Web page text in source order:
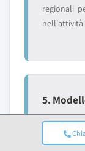
regionali
nell'attività
5.
Chiave
Ogni